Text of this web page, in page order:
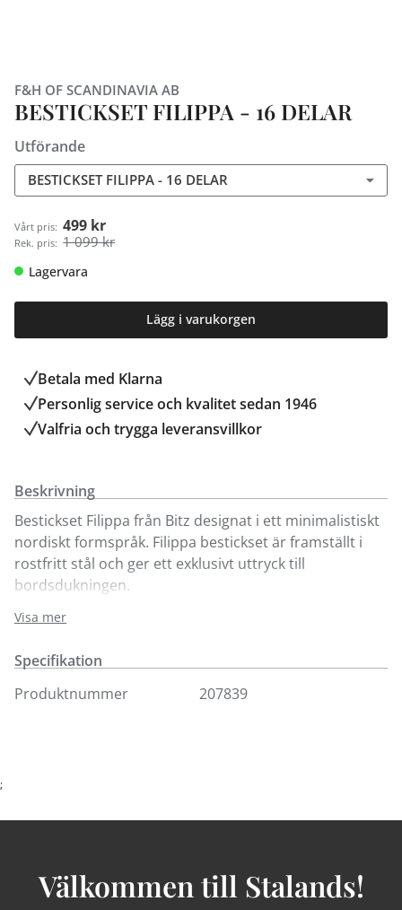
F&H OF SCANDINAVIA AB
BESTICKSET FILIPPA - 16 DELAR
Utförande
BESTICKSET FILIPPA - 16 DELAR
Vårt pris: 499 kr
Rek. pris: 1 099 kr
Lagervara
Lägg i varukorgen
Betala med Klarna
Personlig service och kvalitet sedan 1946
Valfria och trygga leveransvillkor
Beskrivning
Bestickset Filippa från Bitz designat i ett minimalistiskt
nordiskt formspråk. Filippa bestickset är framställt i
rostfritt stål och ger ett exklusivt uttryck till
bordsdukningen.
Besticken finns även att köpa i Kungens Kurvabutiken.
Välkommen in!
Visa mer
Specifikation
Produktnummer
207839
;
Välkommen till Stalands!